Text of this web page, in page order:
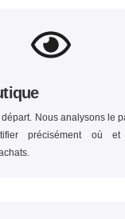
départ. Nous analysons le
précisément où